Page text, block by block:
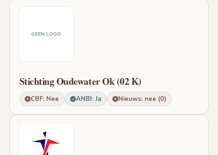
GEEN LOGO
Stichting Oudewater Ok (02 K)
CBF: Nee ANBI: Ja Nieuws: nee (0)